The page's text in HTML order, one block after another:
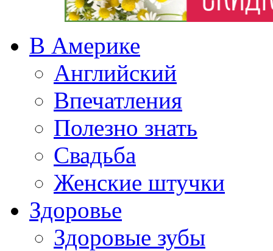
В Америке
Английский
Впечатления
Полезно знать
Свадьба
Женские штучки
Здоровье
Здоровые зубы